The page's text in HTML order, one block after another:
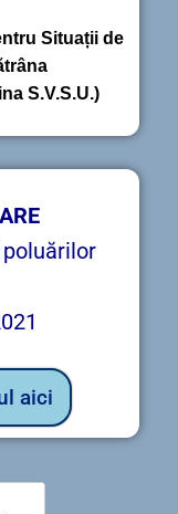
Situații de
S.V.S.U.)
aici